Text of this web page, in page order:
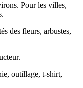
Pour les villes,
des fleurs, arbustes,
outillage, t-shirt,